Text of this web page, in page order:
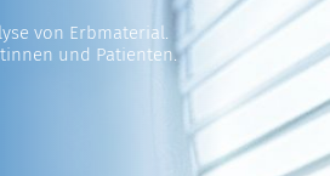
von Erbmaterial.
und Patienten.